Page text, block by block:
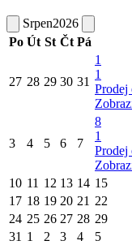
Srpen2026
Po Út St Čt Pá
27 28 29 30 31
1
1
Prodej
3 4 5 6 7
8
1
Prodej
10 11 12 13 14 15
17 18 19 20 21 22
24 25 26 27 28 29
31 1 2 3 4 5